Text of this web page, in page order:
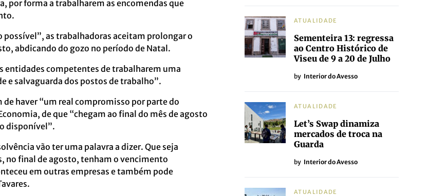
por forma a trabalharem as encomendas que
possível”, as trabalhadoras aceitam prolongar o
abdicando do gozo no período de Natal.
entidades competentes de trabalharem uma
e salvaguarda dos postos de trabalho”.
haver “um real compromisso por parte do
de que “chegam ao final do mês de agosto
disponível”.
vão ter uma palavra a dizer. Que seja
no final de agosto, tenham o vencimento
em outras empresas e também pode
ATUALIDADE
Sementeira 13: regressa
ao Centro Histórico de
Viseu de 9 a 20 de Julho
by Interior do Avesso
ATUALIDADE
Let’s Swap dinamiza
mercados de troca na
Guarda
by Interior do Avesso
ATUALIDADE